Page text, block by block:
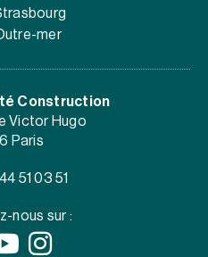
mer
Construction
Victor Hugo
Paris
51 03 51
nous sur :